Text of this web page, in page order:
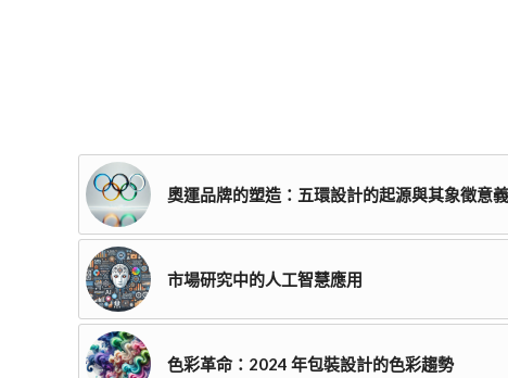
奧運品牌的塑造：五環設計的起源與其象徵意義
市場研究中的人工智慧應用
色彩革命：2024 年包裝設計的色彩趨勢